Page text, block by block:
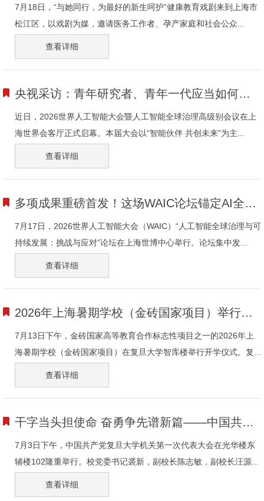
7月18日，“与她同行，为最好的新生呵护”健康教育戏剧来到上海市
松江区，以戏剧为媒，邀请医务工作者、孕产家庭和社会公众...
查看详细
央视采访：青年研究者、青年一代应当如何参与到全球AI治理的进程？
近日，2026世界人工智能大会暨人工智能全球治理高级别会议在上
海世界会客厅正式启幕。本届大会以“智能伙伴 共创未来”为主...
查看详细
多项成果重磅首发！这场WAIC论坛锚定AI全球治理与可持续发展新航向
7月17日，2026世界人工智能大会（WAIC）“人工智能全球治理与可
持续发展：挑战与应对”论坛在上海世博中心举行。论坛集中发...
查看详细
2026年上海暑期学校（金砖国家项目）举行开幕仪式
7月13日下午，金砖国家高等教育合作标志性项目之一的2026年上
海暑期学校（金砖国家项目）在复旦大学智库楼举行开学仪式。复...
查看详细
干字当头担使命 奋勇争先谱新篇——中国共产党复旦大学机关代表大会胜利召开
7月3日下午，中国共产党复旦大学机关第一次代表大会在光华楼东
辅楼102隆重举行。校党委书记裘新，副校长陈志敏，副校长汪源...
查看详细